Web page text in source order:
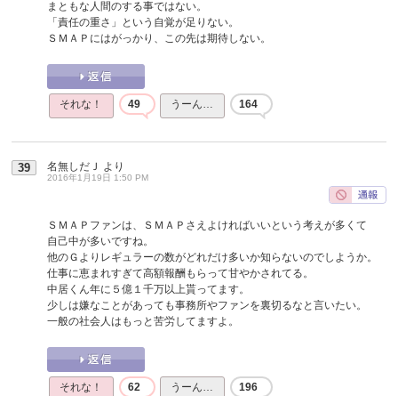
まともな人間のする事ではない。
「責任の重さ」という自覚が足りない。
ＳＭＡＰにはがっかり、この先は期待しない。
それな！ 49 うーん… 164
39 名無しだＪ より
2016年1月19日 1:50 PM
ＳＭＡＰファンは、ＳＭＡＰさえよければいいという考えが多くて
自己中が多いですね。
他のＧよりレギュラーの数がどれだけ多いか知らないのでしようか。
仕事に恵まれすぎて高額報酬もらって甘やかされてる。
中居くん年に５億１千万以上貰ってます。
少しは嫌なことがあっても事務所やファンを裏切るなと言いたい。
一般の社会人はもっと苦労してますよ。
それな！ 62 うーん… 196